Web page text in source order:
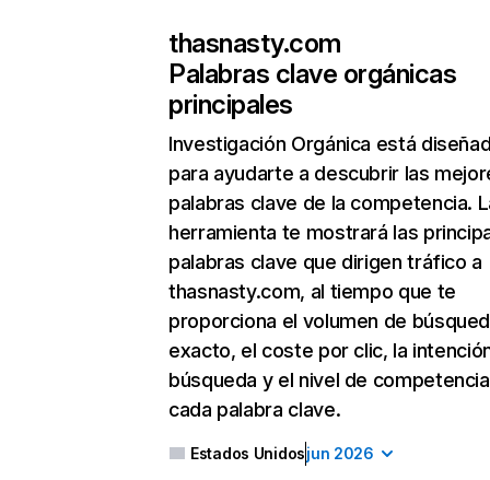
thasnasty.com
Palabras clave orgánicas
principales
Investigación Orgánica está
para ayudarte a descubrir las
palabras clave de la competencia.
herramienta te mostrará las
palabras clave que dirigen tráfico a
thasnasty.com, al tiempo que te
proporciona el volumen de
exacto, el coste por clic, la
búsqueda y el nivel de
cada palabra clave.
Estados Unidosjun 2026